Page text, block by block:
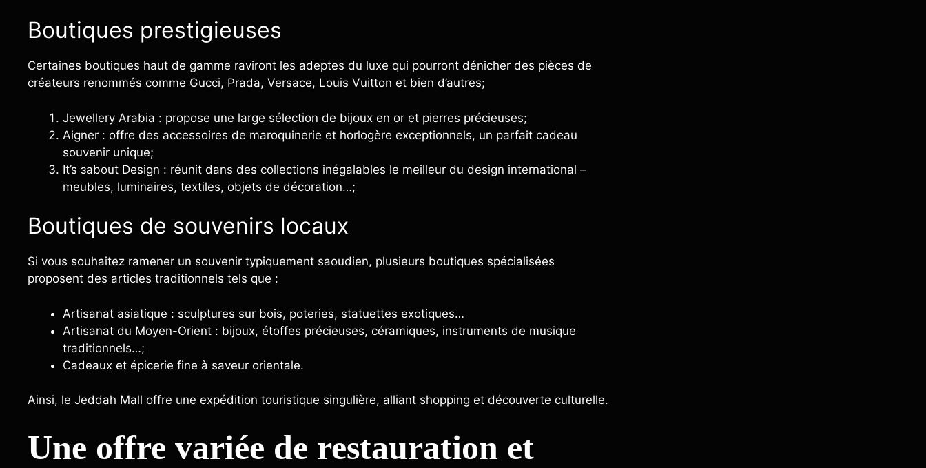
Boutiques prestigieuses
Certaines boutiques haut de gamme raviront les adeptes du luxe qui pourront dénicher des pièces de
créateurs renommés comme Gucci, Prada, Versace, Louis Vuitton et bien d’autres;
Jewellery Arabia : propose une large sélection de bijoux en or et pierres précieuses;
Aigner : offre des accessoires de maroquinerie et horlogère exceptionnels, un parfait cadeau
souvenir unique;
It’s заbout Design : réunit dans des collections inégalables le meilleur du design international –
meubles, luminaires, textiles, objets de décoration…;
Boutiques de souvenirs locaux
Si vous souhaitez ramener un souvenir typiquement saoudien, plusieurs boutiques spécialisées
proposent des articles traditionnels tels que :
Artisanat asiatique : sculptures sur bois, poteries, statuettes exotiques…
Artisanat du Moyen-Orient : bijoux, étoffes précieuses, céramiques, instruments de musique
traditionnels…;
Cadeaux et épicerie fine à saveur orientale.
Ainsi, le Jeddah Mall offre une expédition touristique singulière, alliant shopping et découverte culturelle.
Une offre variée de restauration et